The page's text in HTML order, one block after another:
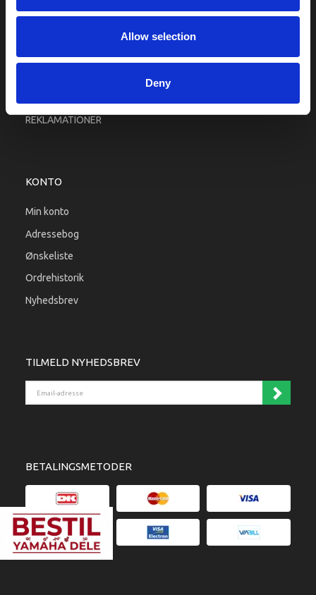
Allow selection
Deny
Betingelser & Vilkår
Købsgaranti
REKLAMATIONER
KONTO
Min konto
Adressebog
Ønskeliste
Ordrehistorik
Nyhedsbrev
TILMELD NYHEDSBREV
BETALINGSMETODER